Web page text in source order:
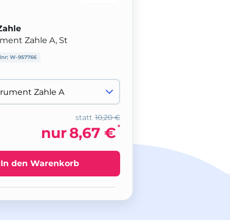
Zahle A, St
W-957766
10,20 €
statt
nur8,67 € *
In den Warenkorb